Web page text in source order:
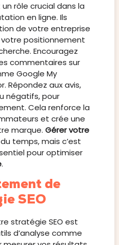
rôle crucial dans la
en ligne. Ils
de votre entreprise
positionnement
Encouragez
commentaires sur
Google My
Répondez aux avis,
négatifs, pour
Cela renforce la
et crée une
marque. Gérer votre
temps, mais c’est
pour optimiser
.
de
SEO
stratégie SEO est
d’analyse comme